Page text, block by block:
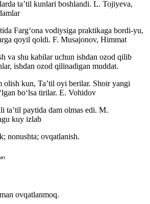
taʼtil kunlari boshlandi. L. Tojiyeva,
Fargʻona vodiysiga praktikaga bordi-yu,
qoyil qoldi. F. Musajonov, Himmat
va shu kabilar uchun ishdan ozod qilib
ishdan ozod qilinadigan muddat.
olish kun, Taʼtil oyi berilar. Shoir yangi
boʻlsa tirilar. E. Vohidov
taʼtil paytida dam olmas edi. M.
kuy izlab
nonushta; ovqatlanish.
ovqatlanmoq.